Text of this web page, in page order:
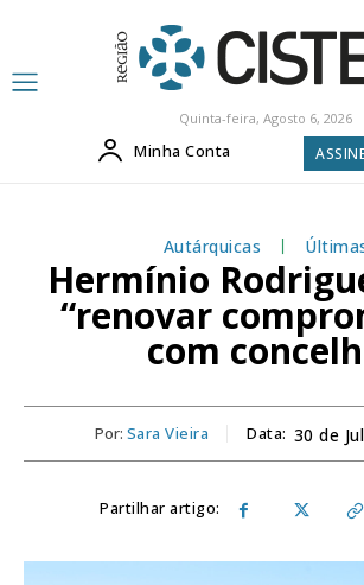
Quinta-feira, Agosto 6, 2026
Minha Conta
Autárquicas
Hermínio
“renovar
com
Por: Sara Vieira Data: 30 de
Partilhar artigo: